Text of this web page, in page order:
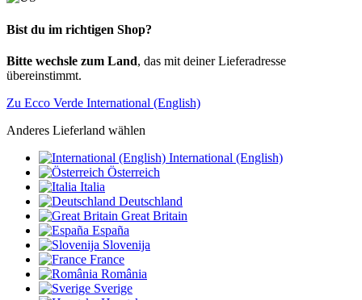
Bist du im richtigen Shop?
Bitte wechsle zum Land, das mit deiner Lieferadresse
übereinstimmt.
Zu Ecco Verde International (English)
Anderes Lieferland wählen
International (English)
Österreich
Italia
Deutschland
Great Britain
España
Slovenija
France
România
Sverige